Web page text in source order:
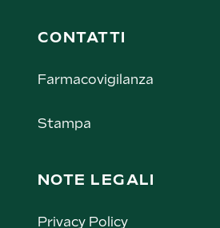
CONTATTI
Farmacovigilanza
Stampa
NOTE LEGALI
Privacy Policy